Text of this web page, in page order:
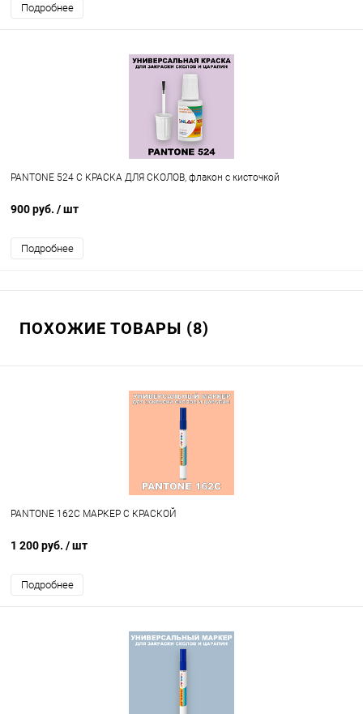
Подробнее
PANTONE 524 C КРАСКА ДЛЯ СКОЛОВ, флакон с кисточкой
900 руб. / шт
Подробнее
ПОХОЖИЕ ТОВАРЫ (8)
PANTONE 162C МАРКЕР С КРАСКОЙ
1 200 руб. / шт
Подробнее